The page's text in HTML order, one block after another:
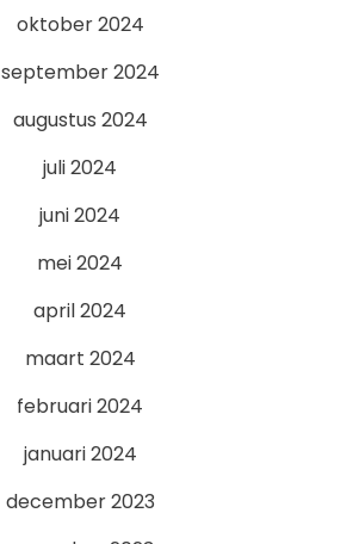
oktober 2024
september 2024
augustus 2024
juli 2024
juni 2024
mei 2024
april 2024
maart 2024
februari 2024
januari 2024
december 2023